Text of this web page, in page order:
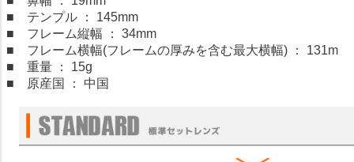
■ テンプル ： 145mm
■ フレーム縦幅 ： 34mm
■ フレーム横幅(フレームの厚みを含む最大横幅) ： 131m
■ 重量 ： 15g
■ 原産国 ： 中国